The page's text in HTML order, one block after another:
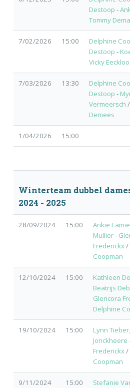
Destoop -
Tommy
7/02/2026 15:00 Delphine
Destoop -
Vicky Eeckloo
7/03/2026 13:30 Delphine
Destoop -
Vermeersch /
Demees
1/04/2026 15:00
Winterteam dubbel
2024 - 2025
28/09/2024 15:00 Ankie
Mullier-
Frederickx/
Coopman
12/10/2024 15:00 Kathleen
Beatrijs
Glencora
Delphine
19/10/2024 15:00 Lynn
Jonckheere
Frederickx/
Coopman
9/11/2024 15:00 Stefanie